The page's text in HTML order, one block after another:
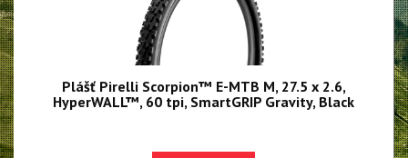
Gravel a Cyklokrosové
Duše SmarTUBE
Plášť Pirelli Scorpion™ E-MTB M, 27.5 x 2.6,
HyperWALL™, 60 tpi, SmartGRIP Gravity, Black